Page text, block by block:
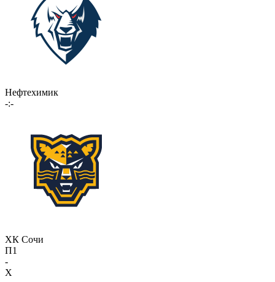
Нефтехимик
-:-
ХК Сочи
П1
-
X